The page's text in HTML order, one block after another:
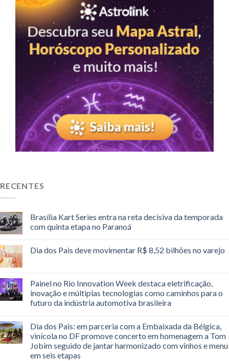
RECENTES
Brasília Kart Series entra na reta decisiva da temporada
com quinta etapa no Paranoá
Dia dos Pais deve movimentar R$ 8,52 bilhões no varejo
Painel no Rio Innovation Week destaca eletrificação,
inovação e múltiplas tecnologias como caminhos para o
futuro da indústria automotiva brasileira
Dia dos Pais: em parceria com a Embaixada da Bélgica,
vinícola no DF promove concerto em homenagem a Tom
Jobim seguido de jantar harmonizado com vinhos e menu
em seis etapas